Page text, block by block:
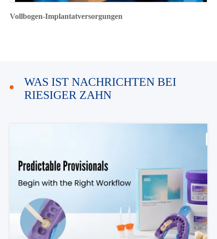
Vollbogen-Implantatversorgungen
WAS IST NACHRICHTEN BEI
RIESIGER ZAHN